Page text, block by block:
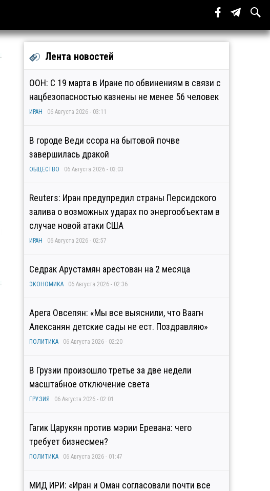
Лента новостей
ООН: С 19 марта в Иране по обвинениям в связи с
нацбезопасностью казнены не менее 56 человек
ИРАН 06 Августа 2026 - 03:11
В городе Веди ссора на бытовой почве
завершилась дракой
ОБЩЕСТВО 06 Августа 2026 - 03:03
Reuters: Иран предупредил страны Персидского
залива о возможных ударах по энергообъектам в
случае новой атаки США
ИРАН 06 Августа 2026 - 02:57
Седрак Арустамян арестован на 2 месяца
ЭКОНОМИКА 06 Августа 2026 - 02:36
Арега Овсепян: «Мы все выяснили, что Ваагн
Алексанян детские сады не ест. Поздравляю»
ПОЛИТИКА 06 Августа 2026 - 02:20
В Грузии произошло третье за две недели
масштабное отключение света
ГРУЗИЯ 06 Августа 2026 - 02:01
Гагик Царукян против мэрии Еревана: чего
требует бизнесмен?
ПОЛИТИКА 06 Августа 2026 - 01:47
МИД ИРИ: «Иран и Оман согласовали почти все